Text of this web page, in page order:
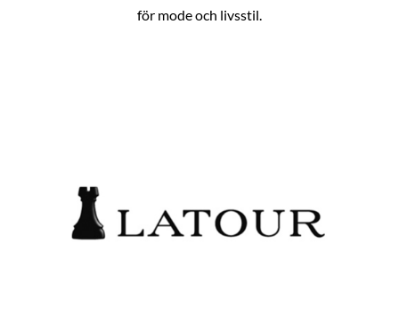
för mode och livsstil.